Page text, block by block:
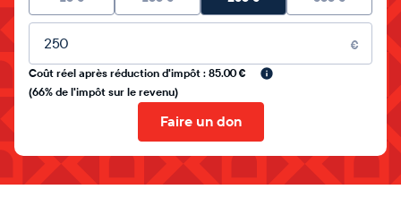
Montant libre
€
Coût réel après réduction d'impôt : 85.00 €
(66% de l'impôt sur le revenu)
Faire un don